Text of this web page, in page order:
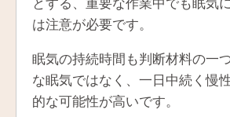
は注意が必要です。
眠気の持続時間も判断材料の一
な眠気ではなく、一日中続く慢
的な可能性が高いです。